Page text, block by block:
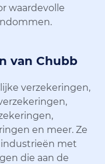
waardevolle
van Chubb
verzekeringen,
en meer. Ze
met
die aan de